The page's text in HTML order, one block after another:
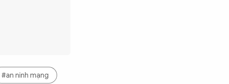
#an ninh mạng